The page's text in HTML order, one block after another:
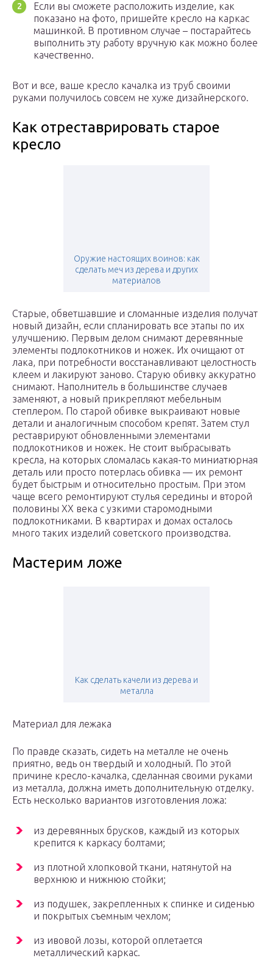
Если вы сможете расположить изделие, как
показано на фото, пришейте кресло на каркас
машинкой. В противном случае – постарайтесь
выполнить эту работу вручную как можно более
качественно.
Вот и все, ваше кресло качалка из труб своими
руками получилось совсем не хуже дизайнерского.
Как отреставрировать старое
кресло
Оружие настоящих воинов: как
сделать меч из дерева и других
материалов
Старые, обветшавшие и сломанные изделия получат
новый дизайн, если спланировать все этапы по их
улучшению. Первым делом снимают деревянные
элементы подлокотников и ножек. Их очищают от
лака, при потребности восстанавливают целостность
клеем и лакируют заново. Старую обивку аккуратно
снимают. Наполнитель в большинстве случаев
заменяют, а новый прикрепляют мебельным
степлером. По старой обивке выкраивают новые
детали и аналогичным способом крепят. Затем стул
реставрируют обновленными элементами
подлокотников и ножек. Не стоит выбрасывать
кресла, на которых сломалась какая-то миниатюрная
деталь или просто потерлась обивка — их ремонт
будет быстрым и относительно простым. При этом
чаще всего ремонтируют стулья середины и второй
половины XX века с узкими старомодными
подлокотниками. В квартирах и домах осталось
много таких изделий советского производства.
Мастерим ложе
Как сделать качели из дерева и
металла
Материал для лежака
По правде сказать, сидеть на металле не очень
приятно, ведь он твердый и холодный. По этой
причине кресло-качалка, сделанная своими руками
из металла, должна иметь дополнительную отделку.
Есть несколько вариантов изготовления ложа:
из деревянных брусков, каждый из которых
крепится к каркасу болтами;
из плотной хлопковой ткани, натянутой на
верхнюю и нижнюю стойки;
из подушек, закрепленных к спинке и сиденью
и покрытых съемным чехлом;
из ивовой лозы, которой оплетается
металлический каркас.